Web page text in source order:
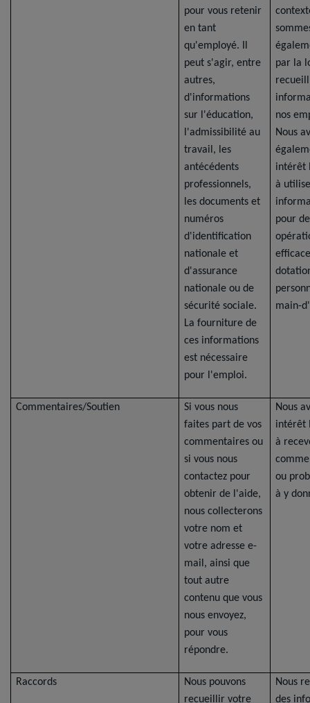
pour vous retenir
en tant
qu'employé. Il
peut s'agir, entre
autres,
d'informations
sur l'éducation,
l'admissibilité au
travail, les
antécédents
professionnels,
les documents et
numéros
d'identification
nationale et
d'assurance
nationale ou de
sécurité sociale.
La fourniture de
ces informations
est nécessaire
pour l'emploi.
par la
nos
Nous
intérêt
à
pour
main-
Commentaires/Soutien
Si vous nous
faites part de vos
commentaires ou
si vous nous
contactez pour
obtenir de l'aide,
nous collecterons
votre nom et
votre adresse e-
mail, ainsi que
tout autre
contenu que vous
nous envoyez,
pour vous
répondre.
Nous
intérêt
à
ou
à y
Raccords
Nous pouvons
recueillir votre
Nous
des